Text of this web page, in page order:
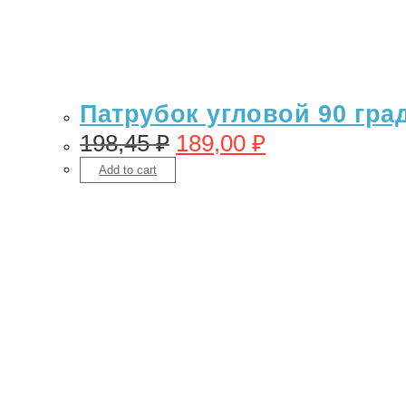
Патрубок угловой 90
198,45₽ 189,00 ₽
Add to cart